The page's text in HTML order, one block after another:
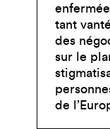
tant
des
sur le
de